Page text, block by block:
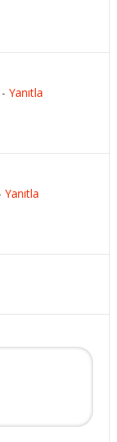
- Yanıtla
Yanıtla